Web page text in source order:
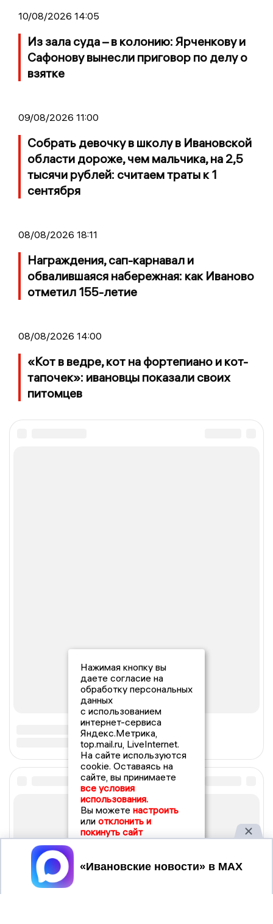
10/08/2026 14:05
Из зала суда – в колонию: Ярченкову и
Сафонову вынесли приговор по делу о
взятке
09/08/2026 11:00
Собрать девочку в школу в Ивановской
области дороже, чем мальчика, на 2,5
тысячи рублей: считаем траты к 1
сентября
08/08/2026 18:11
Награждения, сап-карнавал и
обвалившаяся набережная: как Иваново
отметил 155-летие
08/08/2026 14:00
«Кот в ведре, кот на фортепиано и кот-
тапочек»: ивановцы показали своих
питомцев
Нажимая кнопку вы
даете согласие на
обработку персональных
данных
с использованием
интернет-сервиса
Яндекс.Метрика,
top.mail.ru, LiveInternet.
На сайте используются
cookie. Оставаясь на
сайте, вы принимаете
все условия
использования.
Вы можете настроить
или отклонить и
покинуть сайт
Принять